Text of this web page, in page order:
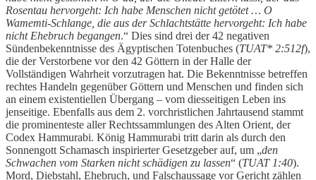
Rosentau hervorgeht: Ich habe Menschen nicht getötet … O
Wamemti-Schlange, die aus der Schlachtstätte hervorgeht: Ich habe
nicht Ehebruch begangen.“ Dies sind drei der 42 negativen
Sündenbekenntnisse des Ägyptischen Totenbuches (TUAT* 2:512f),
die der Verstorbene vor den 42 Göttern in der Halle der
Vollständigen Wahrheit vorzutragen hat. Die Bekenntnisse betreffen
rechtes Handeln gegenüber Göttern und Menschen und finden sich
an einem existentiellen Übergang – vom diesseitigen Leben ins
jenseitige. Ebenfalls aus dem 2. vorchristlichen Jahrtausend stammt
die prominenteste aller Rechtssammlungen des Alten Orient, der
Codex Hammurabi. König Hammurabi tritt darin als durch den
Sonnengott Schamasch inspirierter Gesetzgeber auf, um „den
Schwachen vom Starken nicht schädigen zu lassen“ (TUAT 1:40).
Mord, Diebstahl, Ehebruch, und Falschaussage vor Gericht zählen